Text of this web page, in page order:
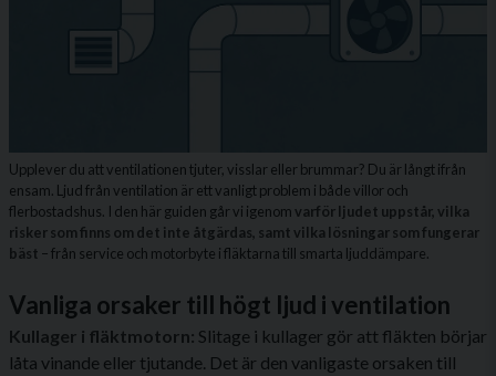
Upplever du att ventilationen tjuter, visslar eller brummar? Du är långt ifrån
ensam. Ljud från ventilation är ett vanligt problem i både villor och
flerbostadshus. I den här guiden går vi igenom varför ljudet uppstår, vilka
risker som finns om det inte åtgärdas, samt vilka lösningar som fungerar
bäst – från service och motorbyte i fläktarna till smarta ljuddämpare.
Vanliga orsaker till högt ljud i ventilation
Kullager i fläktmotorn: Slitage i kullager gör att fläkten börjar
låta vinande eller tjutande. Det är den vanligaste orsaken till